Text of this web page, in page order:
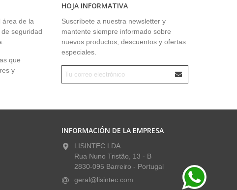
área de la
seguridad
que
y
HOJA INFORMATIVA
Suscríbete a nuestra newsletter y
mantente siempre informado sobre
nuevos productos, descuentos y ofertas
especiales.
INFORMACIÓN DE LA EMPRESA
LISINTEC LDA
Rua Nuno Tristão, 13 - B
2830-095 Barreiro - Portugal
geral@lisintec.com